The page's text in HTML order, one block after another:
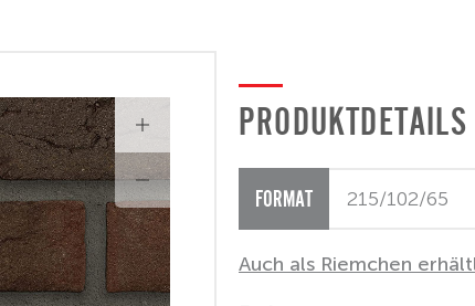
PRODUKTDETAILS
FORMAT
Auch als Riemchen